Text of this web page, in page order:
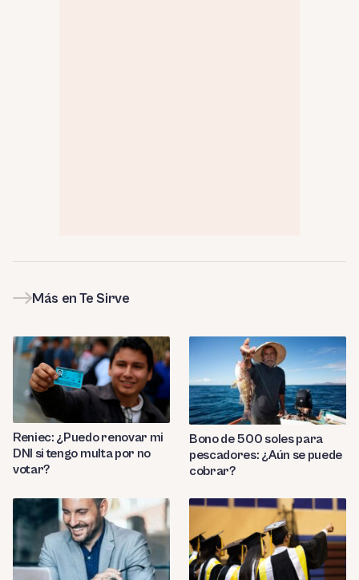
Más en Te Sirve
Reniec: ¿Puedo renovar mi
DNI si tengo multa por no
votar?
Bono de 500 soles para
pescadores: ¿Aún se puede
cobrar?